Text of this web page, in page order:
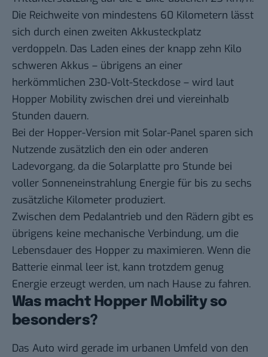
Die Reichweite von mindestens 60 Kilometern lässt
sich durch einen zweiten Akkusteckplatz
verdoppeln. Das Laden eines der knapp zehn Kilo
schweren Akkus – übrigens an einer
herkömmlichen 230-Volt-Steckdose – wird laut
Hopper Mobility zwischen drei und viereinhalb
Stunden dauern.
Bei der Hopper-Version mit Solar-Panel sparen sich
Nutzende zusätzlich den ein oder anderen
Ladevorgang, da die Solarplatte pro Stunde bei
voller Sonneneinstrahlung Energie für bis zu sechs
zusätzliche Kilometer produziert.
Zwischen dem Pedalantrieb und den Rädern gibt es
übrigens keine mechanische Verbindung, um die
Lebensdauer des Hopper zu maximieren. Wenn die
Batterie einmal leer ist, kann trotzdem genug
Energie erzeugt werden, um nach Hause zu fahren.
Was macht Hopper Mobility so
besonders?
Das Auto wird gerade im urbanen Umfeld von den